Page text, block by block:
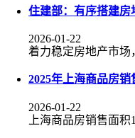
住建部：有序搭建房
2026-01-22
着力稳定房地产市场
2025年上海商品房销
2026-01-22
上海商品房销售面